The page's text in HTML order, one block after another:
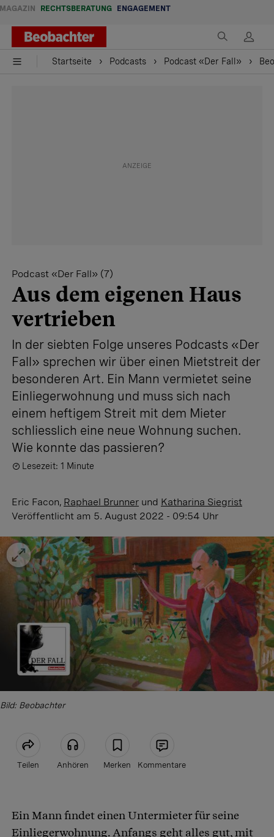
MAGAZIN RECHTSBERATUNG ENGAGEMENT
Startseite Podcasts Podcast «Der Fall»
Podcast «Der Fall» (7)
Aus dem eigenen Haus
vertrieben
In der siebten Folge unseres Podcasts «Der
Fall» sprechen wir über einen Mietstreit der
besonderen Art. Ein Mann vermietet seine
Einliegerwohnung und muss sich nach
einem heftigem Streit mit dem Mieter
schliesslich eine neue Wohnung suchen.
Wie konnte das passieren?
Lesezeit: 1 Minute
Eric Facon, Raphael Brunner und Katharina Siegrist
Veröffentlicht am 5. August 2022 - 09:54 Uhr
Bild: Beobachter
Teilen Anhören Merken Kommentare
Ein Mann findet einen Untermieter für seine
Einliegerwohnung. Anfangs geht alles gut, mit